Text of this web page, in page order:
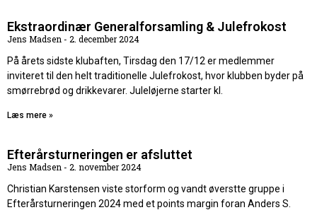
Ekstraordinær Generalforsamling & Julefrokost
Jens Madsen
2. december 2024
På årets sidste klubaften, Tirsdag den 17/12 er medlemmer
inviteret til den helt traditionelle Julefrokost, hvor klubben byder på
smørrebrød og drikkevarer. Juleløjerne starter kl.
Læs mere »
Efterårsturneringen er afsluttet
Jens Madsen
2. november 2024
Christian Karstensen viste storform og vandt øverstte gruppe i
Efterårsturneringen 2024 med et points margin foran Anders S.